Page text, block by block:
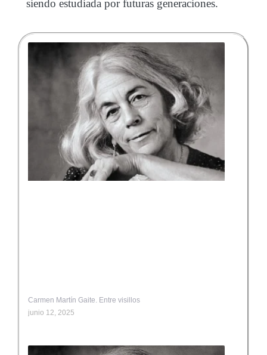
siendo estudiada por futuras generaciones.
Carmen Martín Gaite. Entre visillos
junio 12, 2025